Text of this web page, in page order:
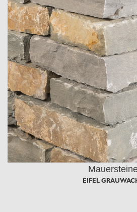
EIFEL